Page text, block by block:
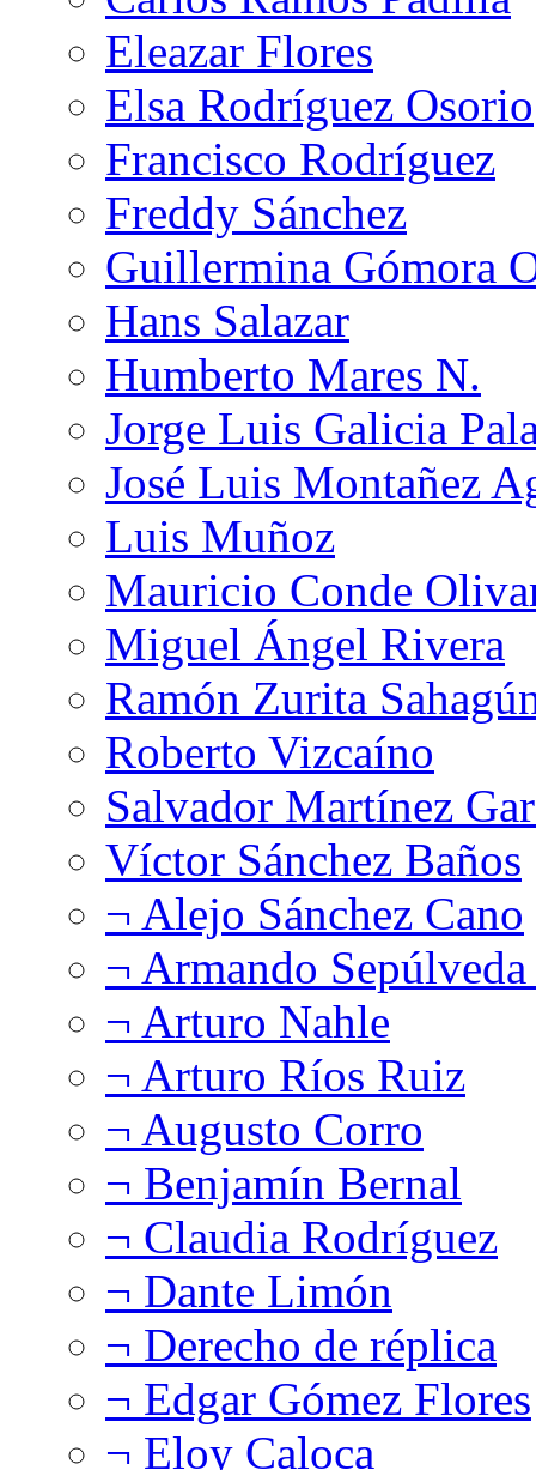
Eleazar Flores
Elsa Rodríguez Osorio
Francisco Rodríguez
Freddy Sánchez
Guillermina Gómora
Hans Salazar
Humberto Mares N.
Jorge Luis Galicia
José Luis Montañez
Luis Muñoz
Mauricio Conde
Miguel Ángel Rivera
Ramón Zurita
Roberto Vizcaíno
Salvador Martínez
Víctor Sánchez Baños
¬ Alejo Sánchez Cano
¬ Armando
¬ Arturo Nahle
¬ Arturo Ríos Ruiz
¬ Augusto Corro
¬ Benjamín Bernal
¬ Claudia Rodríguez
¬ Dante Limón
¬ Derecho de réplica
¬ Edgar Gómez Flores
¬ Eloy Caloca